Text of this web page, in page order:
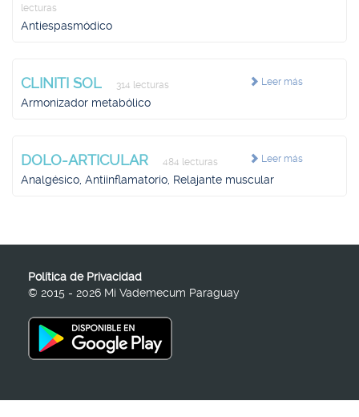
lecturas
Antiespasmódico
Leer más
CLINITI SOL 314 lecturas
Armonizador metabólico
Leer más
DOLO-ARTICULAR 484 lecturas
Analgésico, Antiinflamatorio, Relajante muscular
Política de Privacidad
© 2015 - 2026 Mi Vademecum Paraguay